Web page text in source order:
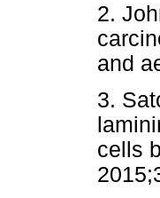
2.
and
3.
cells